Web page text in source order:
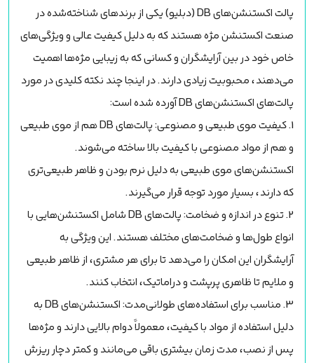
پالت اکستنشن‌های DB (دبلیو) یکی از برندهای شناخته‌شده در
صنعت اکستنشن مژه هستند که به دلیل کیفیت عالی و ویژگی‌های
خاص خود در بین آرایشگران و کسانی که به زیبایی مژه‌ها اهمیت
می‌دهند، محبوبیت زیادی دارند. در اینجا چند نکته کلیدی در مورد
پالت‌های اکستنشن‌های DB آورده شده است:
1. کیفیت موی طبیعی و مصنوعی: پالت‌های DB هم از موی طبیعی
و هم از مواد مصنوعی با کیفیت بالا ساخته می‌شوند.
اکستنشن‌های موی طبیعی به دلیل نرم بودن و ظاهر طبیعی‌تری
که دارند، بسیار مورد توجه قرار می‌گیرند.
2. تنوع در اندازه و ضخامت: پالت‌های DB شامل اکستنشن‌هایی با
انواع طول‌ها و ضخامت‌های مختلف هستند. این ویژگی به
آرایشگران این امکان را می‌دهد تا برای هر مشتری، از ظاهر طبیعی
و ملایم تا ظاهری پرپشت و دراماتیک، انتخاب کنند.
3. مناسب برای استفاده‌های طولانی‌مدت: اکستنشن‌های DB به
دلیل استفاده از مواد با کیفیت، معمولاً دوام بالایی دارند و مژه‌ها
پس از نصب، مدت زمان بیشتری باقی می‌مانند و کمتر دچار ریزش